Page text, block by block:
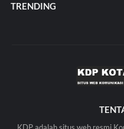
TRENDING